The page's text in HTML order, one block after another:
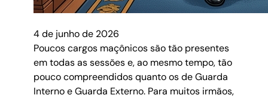
4 de junho de 2026
Poucos cargos maçônicos são tão presentes
em todas as sessões e, ao mesmo tempo, tão
pouco compreendidos quanto os de Guarda
Interno e Guarda Externo. Para muitos irmãos,